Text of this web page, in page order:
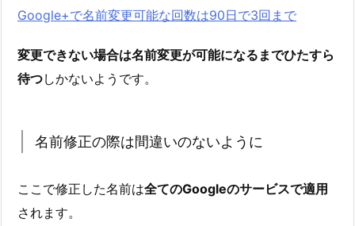
Google+で名前変更可能な回数は90日で3回まで
変更できない場合は名前変更が可能になるまでひたすら
待つしかないようです。
名前修正の際は間違いのないように
ここで修正した名前は全てのGoogleのサービスで適用
されます。